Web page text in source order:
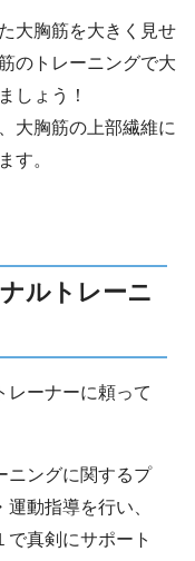
大胸筋を大きく見せ
のトレーニングで大
しょう！
大胸筋の上部繊維に
す。
ルトレーニ
レーナーに頼って
ニングに関するプ
動指導を行い、
で真剣にサポート